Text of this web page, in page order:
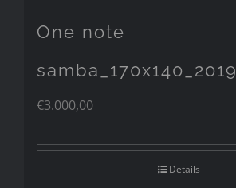
One note
samba_170x140_2019
€3.000,00
Details